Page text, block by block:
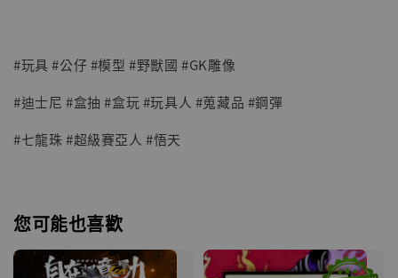
#玩具 #公仔 #模型 #野獸國 #GK雕像
#迪士尼 #盒抽 #盒玩 #玩具人 #蒐藏品 #鋼彈
#七龍珠 #超級賽亞人 #悟天
您可能也喜歡